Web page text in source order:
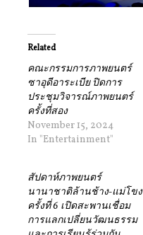
Related
คณะกรรมการภาพยนตร์
ซาอุดีอาระเบีย ปิดการ
ประชุมวิจารณ์ภาพยนตร์
ครั้งที่สอง
November 15, 2024
In "Entertainment"
สัปดาห์ภาพยนตร์
นานาชาติล้านช้าง-แม่โขง
ครั้งที่ 6 เปิดสะพานเชื่อม
การแลกเปลี่ยนวัฒนธรรม